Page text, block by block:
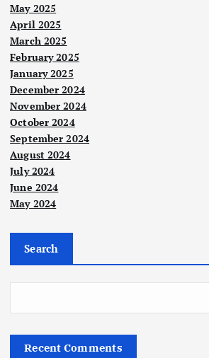
May 2025
April 2025
March 2025
February 2025
January 2025
December 2024
November 2024
October 2024
September 2024
August 2024
July 2024
June 2024
May 2024
Search
Recent Comments
Nasi
KLF
W
202
pelu
ang
ai
pro
Nege
s